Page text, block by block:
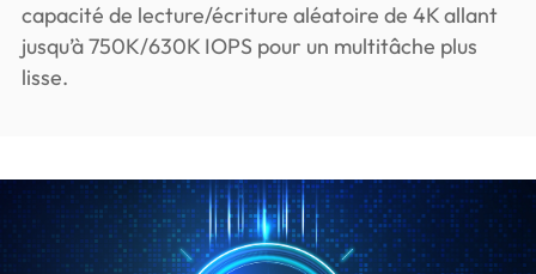
capacité de lecture/écriture aléatoire de 4K allant
jusqu’à 750K/630K IOPS pour un multitâche plus
lisse.